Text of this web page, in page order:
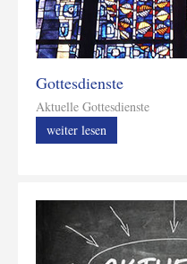
Gottesdienste
Aktuelle Gottesdienste
weiter lesen